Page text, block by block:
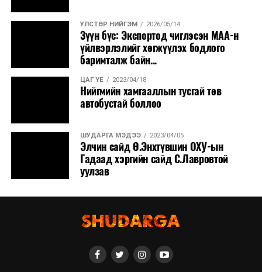
УЛСТӨР НИЙГЭМ 2026/05/14
Зүүн бүс: Экспортод чиглэсэн МАА-н
үйлвэрлэлийг хөгжүүлэх бодлого
баримталж байн...
ЦАГ ҮЕ 2023/04/18
Нийгмийн хамгааллын тусгай төв
автобустай боллоо
ШУДАРГА МЭДЭЭ 2023/04/05
Элчин сайд Ө.Энхтүвшин ОХУ-ын
Гадаад хэргийн сайд С.Лавровтой
уулзав​